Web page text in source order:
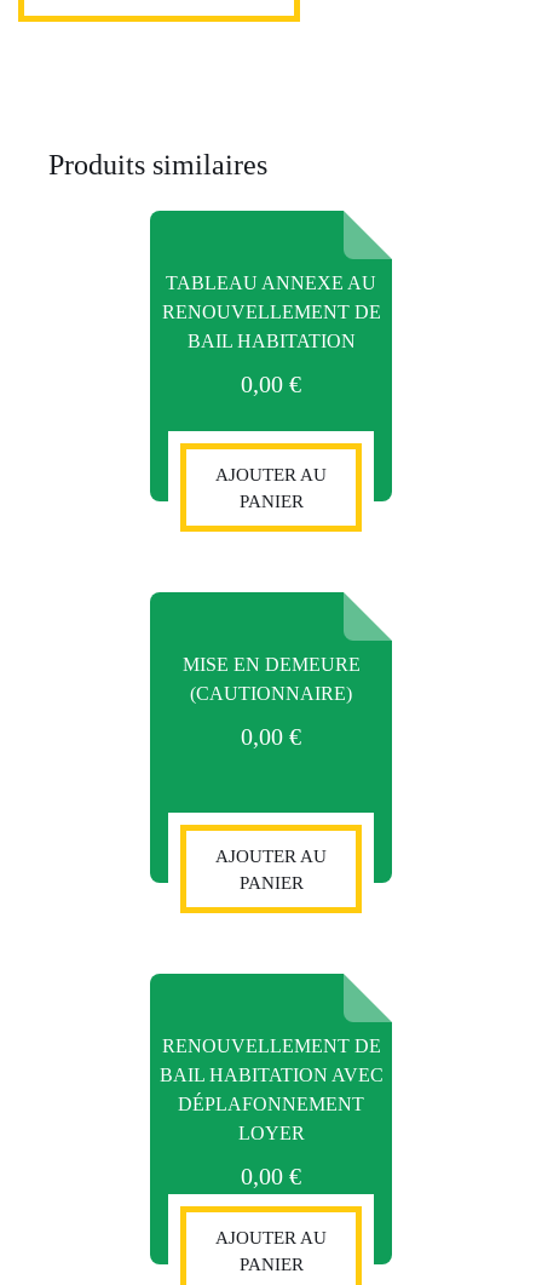
Produits similaires
TABLEAU ANNEXE AU
RENOUVELLEMENT DE
BAIL HABITATION
0,00 €
AJOUTER AU
PANIER
MISE EN DEMEURE
(CAUTIONNAIRE)
0,00 €
AJOUTER AU
PANIER
RENOUVELLEMENT DE
BAIL HABITATION AVEC
DÉPLAFONNEMENT
LOYER
0,00 €
AJOUTER AU
PANIER